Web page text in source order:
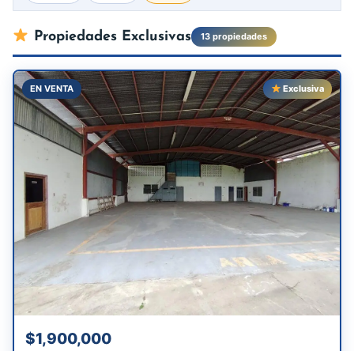
Propiedades Exclusivas 13 propiedades
EN VENTA Exclusiva
$1,900,000